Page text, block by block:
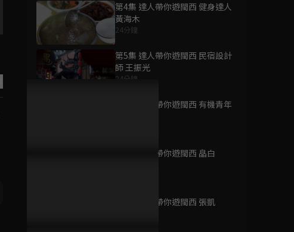
第4集 達人帶你遊閩西 健身達人
黃海木
24分鐘
第5集 達人帶你遊閩西 民宿設計
師 王振光
24分鐘
第6集 達人帶你遊閩西 有機青年
第7集 達人帶你遊閩西 皛白
第8集 達人帶你遊閩西 張凱
為您推薦
流動的中國